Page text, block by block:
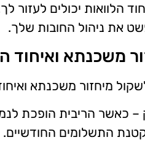
הלוואות יכולים
את ניהול החובות שלך.
משכנתא ואיחוד
מיחזור משכנתא
– כאשר הריבית הופכת
התשלומים החודשיים.